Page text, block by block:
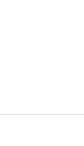
Premier